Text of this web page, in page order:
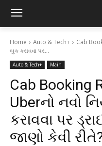
Home Auto & Tech+
Cab
બુક કરાવવા પર...
Auto & Tech+ Main
Cab Booking
Uberનો નવો
કરાવવા પર
જાણો કેવી